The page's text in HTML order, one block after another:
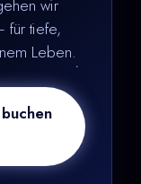
wir
für tiefe,
Leben.